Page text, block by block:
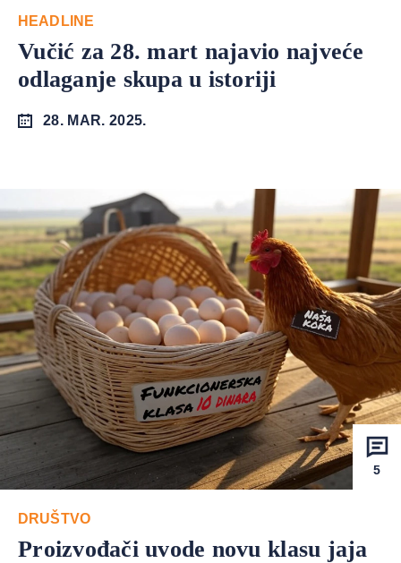
HEADLINE
Vučić za 28. mart najavio najveće
odlaganje skupa u istoriji
28. MAR. 2025.
5
DRUŠTVO
Proizvođači uvode novu klasu jaja